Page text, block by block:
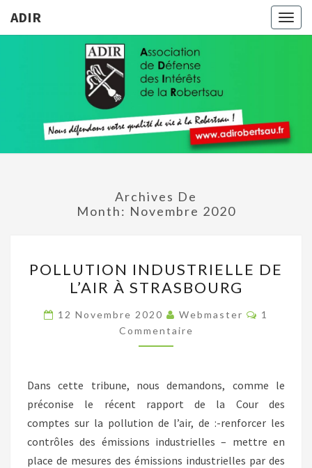
ADIR
ADIR
Votre
Qualité
De Vie À
Robertsau
Archives De
Month: Novembre 2020
INDUSTRIELLE
DE
L’AIR
À
STRASBOURG
POLLUTION INDUSTRIELLE DE
L’AIR À STRASBOURG
12 Novembre 2020 Webmaster
1
Commentaire
Dans cette tribune, nous demandons, comme le
préconise le récent rapport de la Cour des
comptes sur la pollution de l’air, de :-renforcer les
contrôles des émissions industrielles – mettre en
place de mesures des émissions industrielles par des